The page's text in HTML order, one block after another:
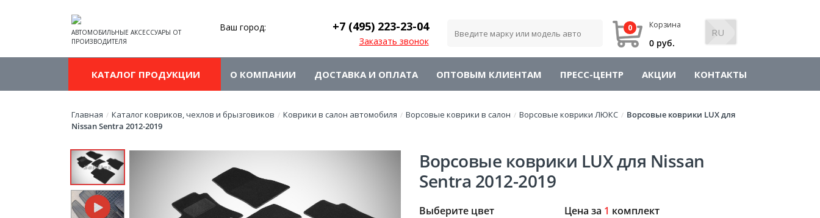
АВТОМОБИЛЬНЫЕ АКСЕССУАРЫ ОТ
ПРОИЗВОДИТЕЛЯ
Ваш город: +7 (495)223-23-04
Заказать звонок
Корзина
0
0 руб.
КАТАЛОГ ПРОДУКЦИИ О КОМПАНИИ ДОСТАВКА И ОПЛАТА ОПТОВЫМ КЛИЕНТАМ ПРЕСС-ЦЕНТР АКЦИИ КОНТАКТЫ
Главная / Каталог ковриков, чехлов и брызговиков / Коврики в салон автомобиля / Ворсовые коврики в салон / Ворсовые коврики ЛЮКС / Ворсовые коврики LUX для
Nissan Sentra 2012-2019
Ворсовые коврики LUX для Nissan
Sentra 2012-2019
Выберите цвет Цена за 1 комплект